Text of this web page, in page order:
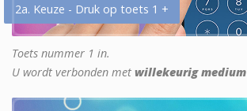
2a. Keuze - Druk op toets 1 +
Toets nummer 1 in.
U wordt verbonden met willekeurig medium